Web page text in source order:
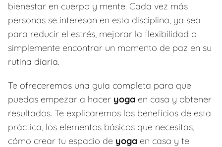
bienestar en cuerpo y mente. Cada vez más
personas se interesan en esta disciplina, ya sea
para reducir el estrés, mejorar la flexibilidad o
simplemente encontrar un momento de paz en su
rutina diaria.
Te ofreceremos una guía completa para que
puedas empezar a hacer yoga en casa y obtener
resultados. Te explicaremos los beneficios de esta
práctica, los elementos básicos que necesitas,
cómo crear tu espacio de yoga en casa y te